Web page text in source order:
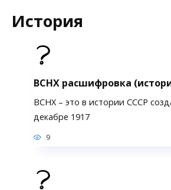
История
ВСНХ расшифровка
ВСНХ – это в истории СССР
декабре 1917
9